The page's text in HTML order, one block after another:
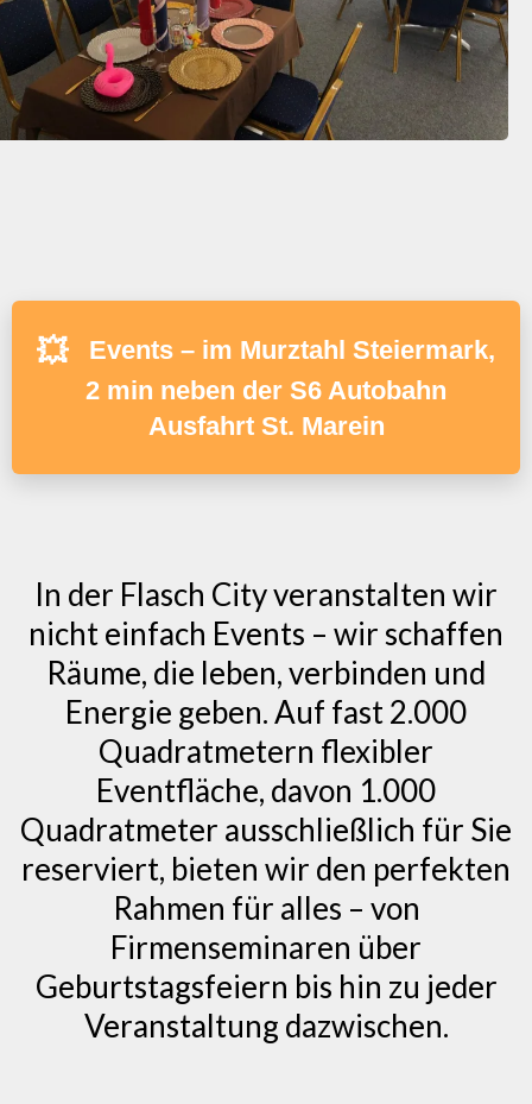
💥
Events – im Murztahl Steiermark,
2 min neben der S6 Autobahn
Ausfahrt St. Marein
In der Flasch City veranstalten wir
nicht einfach Events – wir schaffen
Räume, die leben, verbinden und
Energie geben. Auf fast 2.000
Quadratmetern flexibler
Eventfläche, davon 1.000
Quadratmeter ausschließlich für Sie
reserviert, bieten wir den perfekten
Rahmen für alles – von
Firmenseminaren über
Geburtstagsfeiern bis hin zu jeder
Veranstaltung dazwischen.